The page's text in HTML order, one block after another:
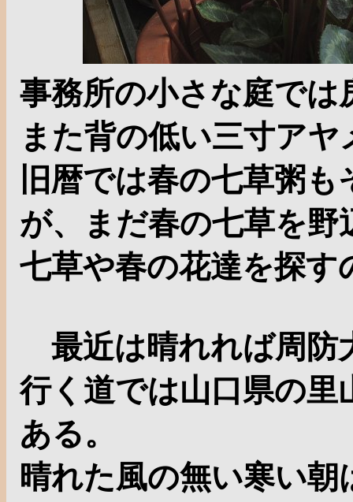
事務所の小さな庭で
また背の低い三寸ア
旧暦では春の七草粥
が、まだ春の七草を
七草や春の花達を探
最近は晴れれば周防
行く道では山口県の
ある。
晴れた風の無い寒い